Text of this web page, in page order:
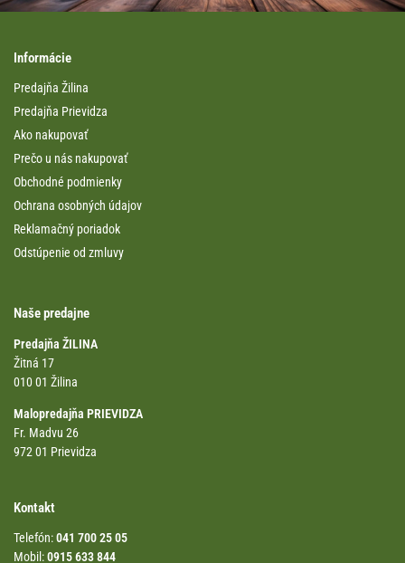
Informácie
Predajňa Žilina
Predajňa Prievidza
Ako nakupovať
Prečo u nás nakupovať
Obchodné podmienky
Ochrana osobných údajov
Reklamačný poriadok
Odstúpenie od zmluvy
Naše predajne
Predajňa ŽILINA
Žitná 17
010 01 Žilina
Malopredajňa PRIEVIDZA
Fr. Madvu 26
972 01 Prievidza
Kontakt
Telefón:041 700 25 05
Mobil:0915 633 844